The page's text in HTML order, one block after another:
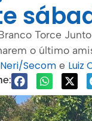
Torce
o último
Secom e Luiz